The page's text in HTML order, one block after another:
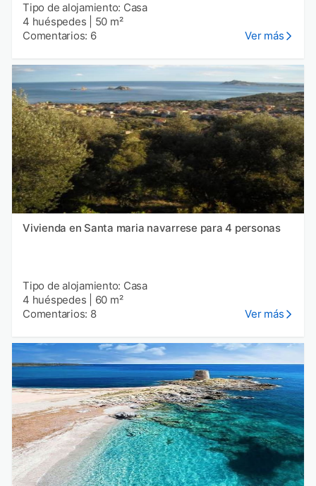
Tipo de alojamiento: Casa
4 huéspedes
50 m²
Comentarios: 6
Ver más
Vivienda en Santa maria navarrese para 4 personas
Tipo de alojamiento: Casa
4 huéspedes
60 m²
Comentarios: 8
Ver más